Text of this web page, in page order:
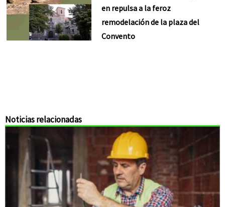
en repulsa a la feroz
remodelación de la plaza del
Convento
Noticias relacionadas